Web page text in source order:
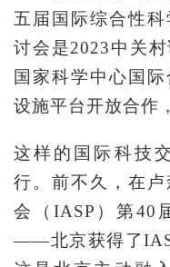
五届国际综合性
讨会是2023中关
国家科学中心国
设施平台开放合作
这样的国际科技
行。前不久，在
会（IASP）第40
——北京获得了